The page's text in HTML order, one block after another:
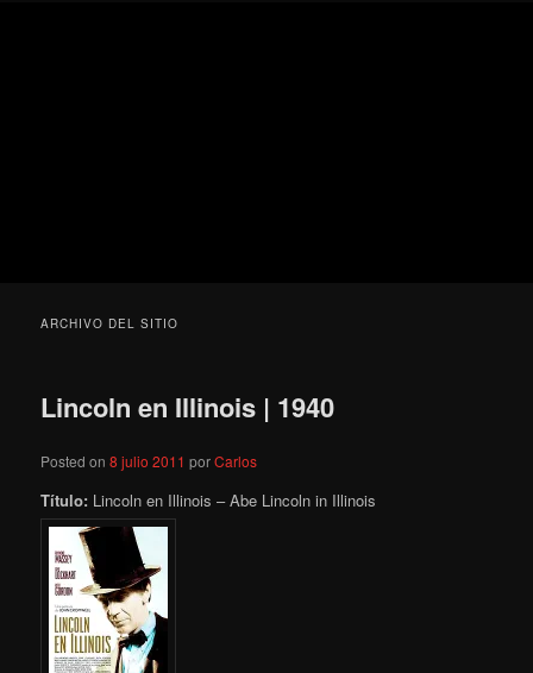
ARCHIVO DEL SITIO
Lincoln en Illinois | 1940
Posted on8 julio 2011 porCarlos
Título: Lincoln en Illinois – Abe Lincoln in Illinois